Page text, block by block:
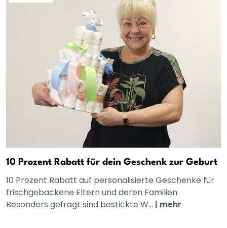
10 Prozent Rabatt für dein Geschenk zur Geburt
10 Prozent Rabatt auf personalisierte Geschenke für
frischgebackene Eltern und deren Familien.
Besonders gefragt sind bestickte W... | mehr